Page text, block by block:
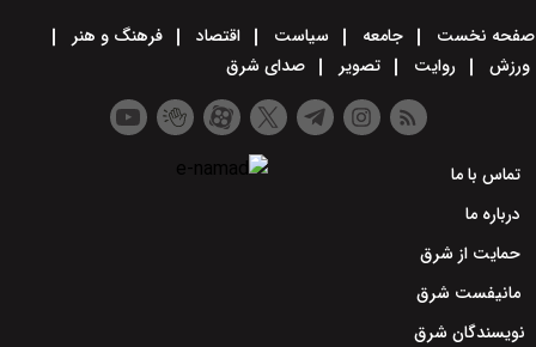
صفحه نخست جامعه سیاست اقتصاد
فرهنگ و هنر
ورزش
روایت تصویر صدای شرق
تماس با ما
درباره ما
حمایت از شرق
مانیفست شرق
نویسندگان شرق